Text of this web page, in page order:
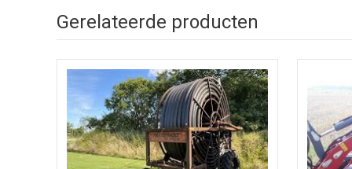
Gerelateerde producten